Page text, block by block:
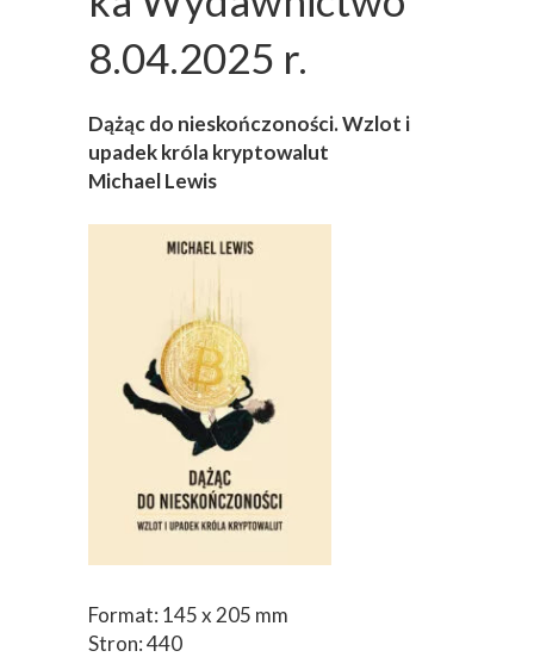
8.04.2025 r.
Dążąc do nieskończoności. Wzlot i
upadek króla kryptowalut
Michael Lewis
Format: 145 x 205 mm
Stron: 440